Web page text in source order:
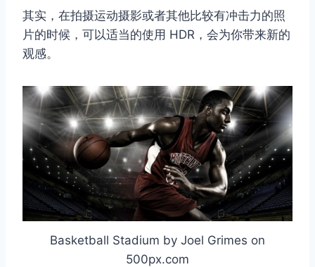
其实，在拍摄运动摄影或者其他比较有冲击力的照
片的时候，可以适当的使用 HDR，会为你带来新的
观感。
Basketball Stadium by Joel Grimes on
500px.com